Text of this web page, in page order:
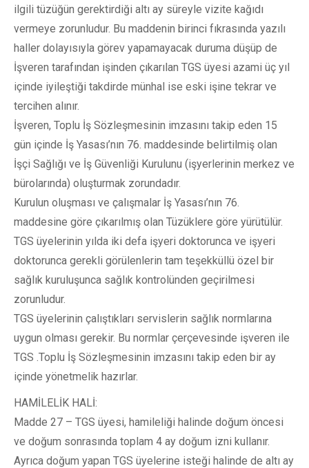
ilgili tüzüğün gerektirdiği altı ay süreyle vizite kağıdı
vermeye zorunludur. Bu maddenin birinci fıkrasında yazılı
haller dolayısıyla görev yapamayacak duruma düşüp de
İşveren tarafından işinden çıkarılan TGS üyesi azami üç yıl
içinde iyileştiği takdirde münhal ise eski işine tekrar ve
tercihen alınır.
İşveren, Toplu İş Sözleşmesinin imzasını takip eden 15
gün içinde İş Yasası’nın 76. maddesinde belirtilmiş olan
İşçi Sağlığı ve İş Güvenliği Kurulunu (işyerlerinin merkez ve
bürolarında) oluşturmak zorundadır.
Kurulun oluşması ve çalışmalar İş Yasası’nın 76.
maddesine göre çıkarılmış olan Tüzüklere göre yürütülür.
TGS üyelerinin yılda iki defa işyeri doktorunca ve işyeri
doktorunca gerekli görülenlerin tam teşekküllü özel bir
sağlık kuruluşunca sağlık kontrolünden geçirilmesi
zorunludur.
TGS üyelerinin çalıştıkları servislerin sağlık normlarına
uygun olması gerekir. Bu normlar çerçevesinde işveren ile
TGS .Toplu İş Sözleşmesinin imzasını takip eden bir ay
içinde yönetmelik hazırlar.
HAMİLELİK HALİ:
Madde 27 – TGS üyesi, hamileliği halinde doğum öncesi
ve doğum sonrasında toplam 4 ay doğum izni kullanır.
Ayrıca doğum yapan TGS üyelerine isteği halinde de altı ay